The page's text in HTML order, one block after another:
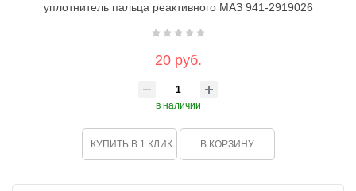
уплотнитель пальца реактивного МАЗ 941-2919026
20 руб.
в наличии
КУПИТЬ В 1 КЛИК В КОРЗИНУ